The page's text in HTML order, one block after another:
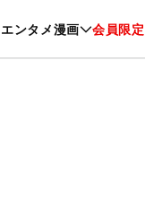
エンタメ漫画 会員限定
グルメ ファッション